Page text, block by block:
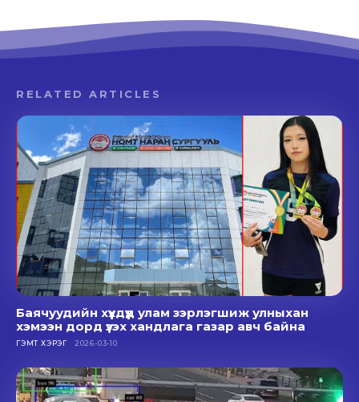
RELATED ARTICLES
Баячуудийн хүүхдүүд улам зэрлэгшиж улныхан
хэмээн дорд үзэх хандлага газар авч байна
ГЭМТ ХЭРЭГ 2026-03-10